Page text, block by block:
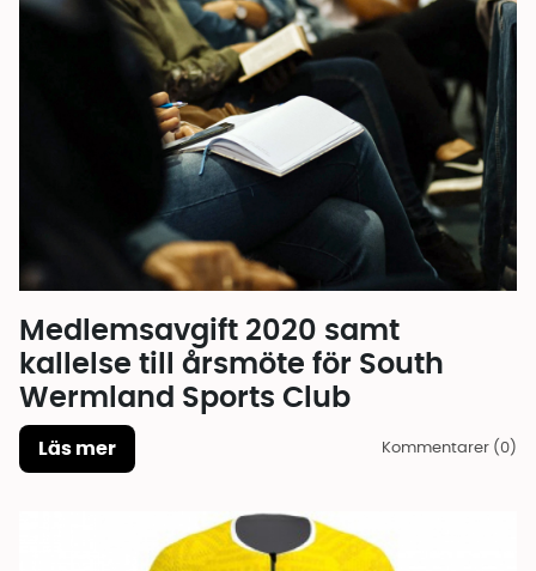
Medlemsavgift 2020 samt
kallelse till årsmöte för South
Wermland Sports Club
Läs mer Kommentarer (0)